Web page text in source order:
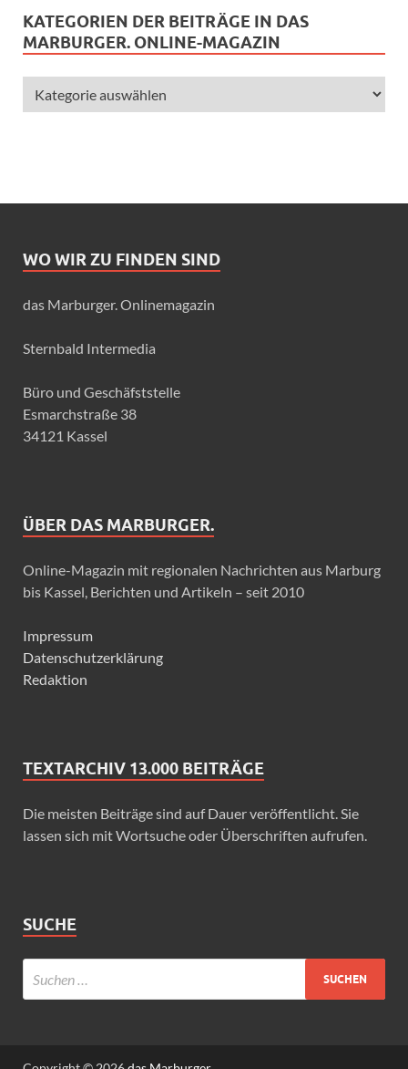
KATEGORIEN DER BEITRÄGE IN DAS
MARBURGER. ONLINE-MAGAZIN
WO WIR ZU FINDEN SIND
das Marburger. Onlinemagazin
Sternbald Intermedia
Büro und Geschäfststelle
Esmarchstraße 38
34121 Kassel
ÜBER DAS MARBURGER.
Online-Magazin mit regionalen Nachrichten aus Marburg
bis Kassel, Berichten und Artikeln – seit 2010
Impressum
Datenschutzerklärung
Redaktion
TEXTARCHIV 13.000 BEITRÄGE
Die meisten Beiträge sind auf Dauer veröffentlicht. Sie
lassen sich mit Wortsuche oder Überschriften aufrufen.
SUCHE